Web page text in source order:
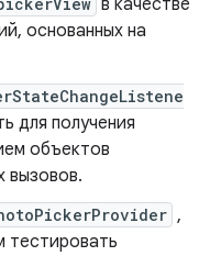
в качестве
основанных на
для получения
объектов
вызовов.
,
тестировать